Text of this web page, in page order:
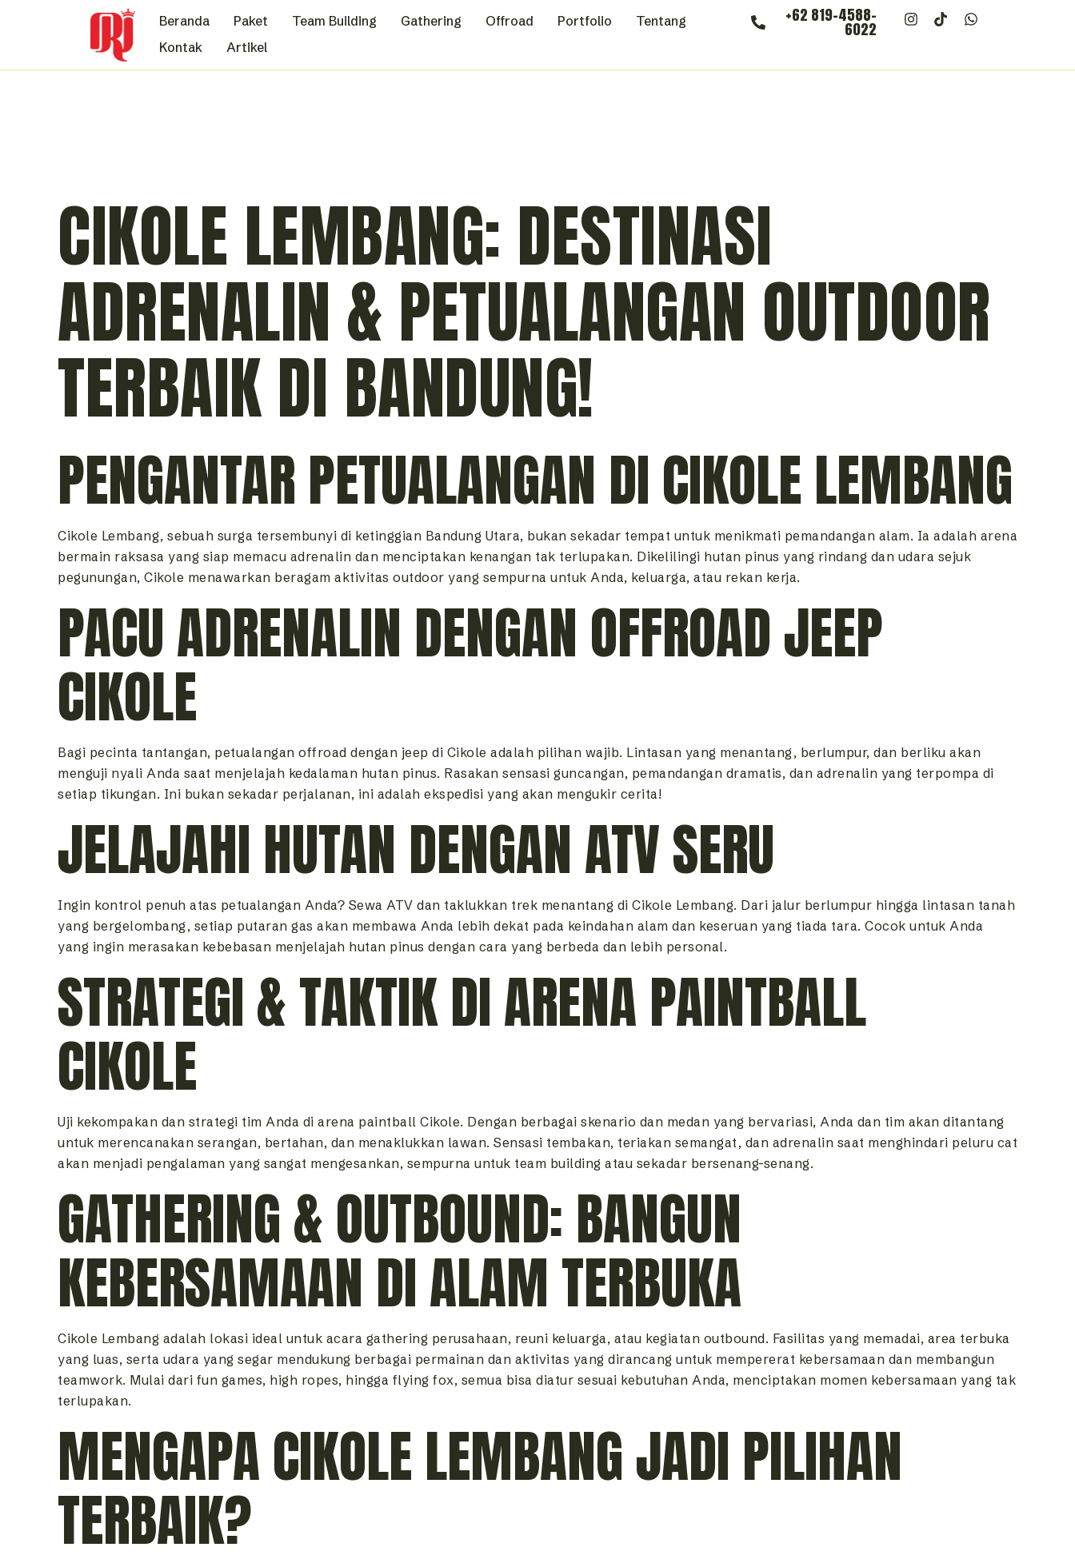
Beranda Paket Team Building Gathering Offroad Portfolio
Tentang
Kontak
Artikel
+62 819-4588-
6022
CIKOLE LEMBANG: DESTINASI
ADRENALIN & PETUALANGAN OUTDOOR
TERBAIK DI BANDUNG!
PENGANTAR PETUALANGAN DI CIKOLE LEMBANG
Cikole Lembang, sebuah surga tersembunyi di ketinggian Bandung Utara, bukan sekadar tempat untuk menikmati pemandangan alam. Ia adalah arena
bermain raksasa yang siap memacu adrenalin dan menciptakan kenangan tak terlupakan. Dikelilingi hutan pinus yang rindang dan udara sejuk
pegunungan, Cikole menawarkan beragam aktivitas outdoor yang sempurna untuk Anda, keluarga, atau rekan kerja.
PACU ADRENALIN DENGAN OFFROAD JEEP
CIKOLE
Bagi pecinta tantangan, petualangan offroad dengan jeep di Cikole adalah pilihan wajib. Lintasan yang menantang, berlumpur, dan berliku akan
menguji nyali Anda saat menjelajah kedalaman hutan pinus. Rasakan sensasi guncangan, pemandangan dramatis, dan adrenalin yang terpompa di
setiap tikungan. Ini bukan sekadar perjalanan, ini adalah ekspedisi yang akan mengukir cerita!
JELAJAHI HUTAN DENGAN ATV SERU
Ingin kontrol penuh atas petualangan Anda? Sewa ATV dan taklukkan trek menantang di Cikole Lembang. Dari jalur berlumpur hingga lintasan tanah
yang bergelombang, setiap putaran gas akan membawa Anda lebih dekat pada keindahan alam dan keseruan yang tiada tara. Cocok untuk Anda
yang ingin merasakan kebebasan menjelajah hutan pinus dengan cara yang berbeda dan lebih personal.
STRATEGI & TAKTIK DI ARENA PAINTBALL
CIKOLE
Uji kekompakan dan strategi tim Anda di arena paintball Cikole. Dengan berbagai skenario dan medan yang bervariasi, Anda dan tim akan ditantang
untuk merencanakan serangan, bertahan, dan menaklukkan lawan. Sensasi tembakan, teriakan semangat, dan adrenalin saat menghindari peluru cat
akan menjadi pengalaman yang sangat mengesankan, sempurna untuk team building atau sekadar bersenang-senang.
GATHERING & OUTBOUND: BANGUN
KEBERSAMAAN DI ALAM TERBUKA
Cikole Lembang adalah lokasi ideal untuk acara gathering perusahaan, reuni keluarga, atau kegiatan outbound. Fasilitas yang memadai, area terbuka
yang luas, serta udara yang segar mendukung berbagai permainan dan aktivitas yang dirancang untuk mempererat kebersamaan dan membangun
teamwork. Mulai dari fun games, high ropes, hingga flying fox, semua bisa diatur sesuai kebutuhan Anda, menciptakan momen kebersamaan yang tak
terlupakan.
MENGAPA CIKOLE LEMBANG JADI PILIHAN
TERBAIK?